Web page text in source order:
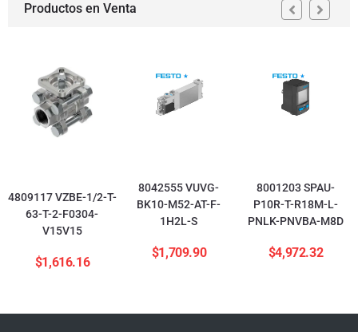
Productos en Venta
4809117 VZBE-1/2-T-
63-T-2-F0304-
V15V15
$1,616.16
8042555 VUVG-
BK10-M52-AT-F-
1H2L-S
$1,709.90
8001203 SPAU-
P10R-T-R18M-L-
PNLK-PNVBA-M8D
$4,972.32